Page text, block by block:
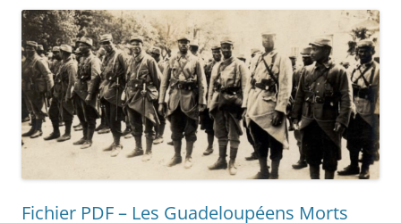
Fichier PDF – Les Guadeloupéens Morts